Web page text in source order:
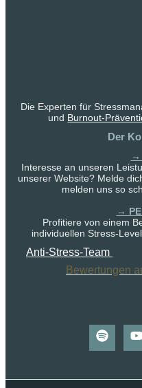
Die Experten für
und Burnout-
Der
→
Interesse an unseren
unserer Website? Melde
melden uns so
→
Profitiere von einem
individuellen Stress-
Anti-Stress-Team
Bewertungen